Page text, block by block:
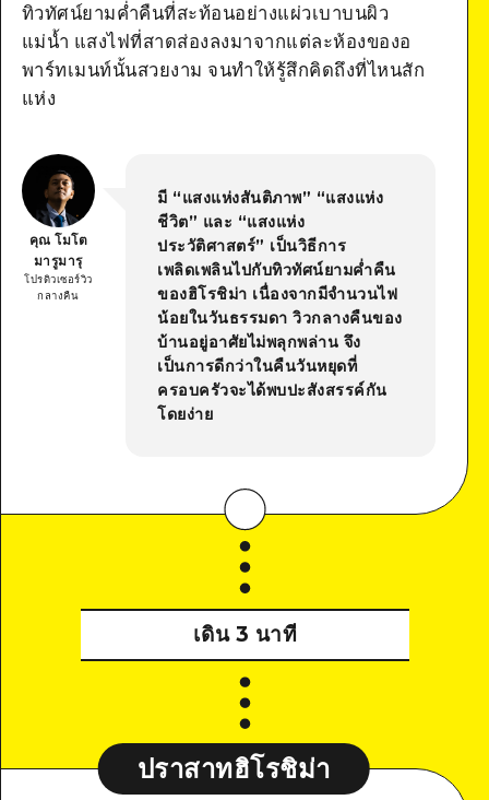
ทิวทัศน์ยามค่ำคืนที่สะท้อนอย่างแผ่วเบาบนผิว
แม่น้ำ แสงไฟที่สาดส่องลงมาจากแต่ละห้องของอ
พาร์ทเมนท์นั้นสวยงาม จนทำให้รู้สึกคิดถึงที่ไหนสัก
แห่ง
คุณ โมโต
มารูมารุ
โปรดิวเซอร์วิว
กลางคืน
มี “แสงแห่งสันติภาพ” “แสงแห่ง
ชีวิต” และ “แสงแห่ง
ประวัติศาสตร์” เป็นวิธีการ
เพลิดเพลินไปกับทิวทัศน์ยามค่ำคืน
ของฮิโรชิม่า เนื่องจากมีจำนวนไฟ
น้อยในวันธรรมดา วิวกลางคืนของ
บ้านอยู่อาศัยไม่พลุกพล่าน จึง
เป็นการดีกว่าในคืนวันหยุดที่
ครอบครัวจะได้พบปะสังสรรค์กัน
โดยง่าย
เดิน 3 นาที
ปราสาทฮิโรชิม่า